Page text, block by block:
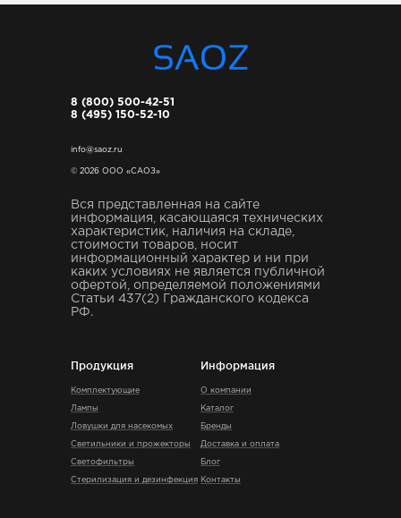
8 (800) 500-42-51
8 (495) 150-52-10
info@saoz.ru
© 2026 ООО «САОЗ»
Вся представленная на сайте
информация, касающаяся технических
характеристик, наличия на складе,
стоимости товаров, носит
информационный характер и ни при
каких условиях не является публичной
офертой, определяемой положениями
Статьи 437(2) Гражданского кодекса
РФ.
Продукция
Комплектующие
Лампы
Ловушки для насекомых
Светильники и прожекторы
Светофильтры
Стерилизация и дезинфекция
Информация
О компании
Каталог
Бренды
Доставка и оплата
Блог
Контакты